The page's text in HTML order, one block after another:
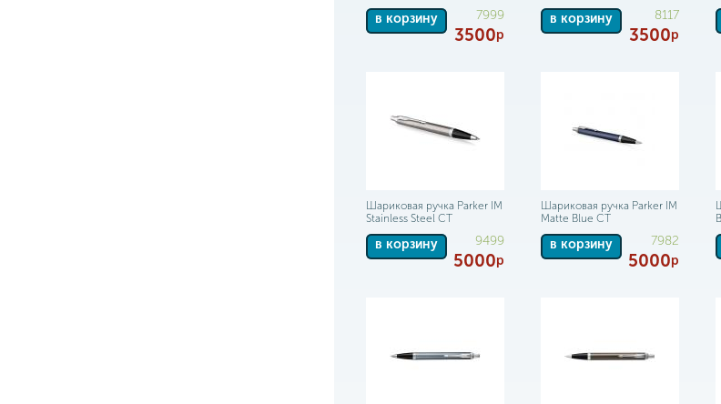
в корзину 7999
3500р
в корзину 8117
3500р
Шариковая ручка Parker IM
Stainless Steel CT
в корзину 9499
5000р
Шариковая ручка Parker IM
Matte Blue CT
в корзину 7982
5000р